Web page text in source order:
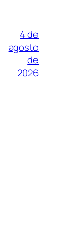
4 de
agosto
de
2026